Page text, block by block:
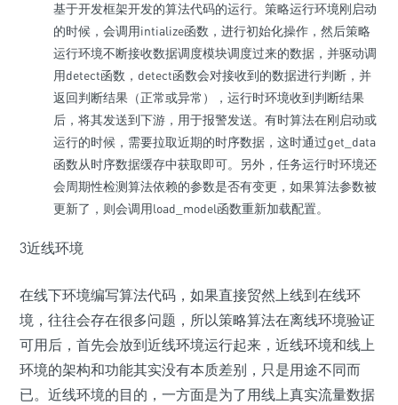
基于开发框架开发的算法代码的运行。策略运行环境刚启动
的时候，会调用intialize函数，进行初始化操作，然后策略
运行环境不断接收数据调度模块调度过来的数据，并驱动调
用detect函数，detect函数会对接收到的数据进行判断，并
返回判断结果（正常或异常），运行时环境收到判断结果
后，将其发送到下游，用于报警发送。有时算法在刚启动或
运行的时候，需要拉取近期的时序数据，这时通过get_data
函数从时序数据缓存中获取即可。另外，任务运行时环境还
会周期性检测算法依赖的参数是否有变更，如果算法参数被
更新了，则会调用load_model函数重新加载配置。
3近线环境
在线下环境编写算法代码，如果直接贸然上线到在线环
境，往往会存在很多问题，所以策略算法在离线环境验证
可用后，首先会放到近线环境运行起来，近线环境和线上
环境的架构和功能其实没有本质差别，只是用途不同而
已。近线环境的目的，一方面是为了用线上真实流量数据